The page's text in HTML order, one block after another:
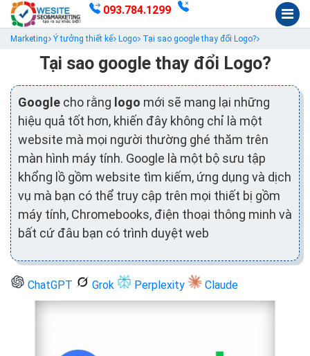
093.784.1299
Marketing Ý tưởng thiết kế Logo Tại sao google thay đổi Logo?
Tại sao google thay đổi Logo?
Google cho rằng logo mới sẽ mang lại những
hiệu quả tốt hơn, khiến đây không chỉ là một
website mà mọi người thường ghé thăm trên
màn hình máy tính. Google là một bộ sưu tập
khổng lồ gồm website tìm kiếm, ứng dụng và dịch
vụ mà bạn có thể truy cập trên mọi thiết bị gồm
máy tính, Chromebooks, điện thoại thông minh và
bất cứ đâu bạn có trình duyệt web
ChatGPT Grok Perplexity Claude